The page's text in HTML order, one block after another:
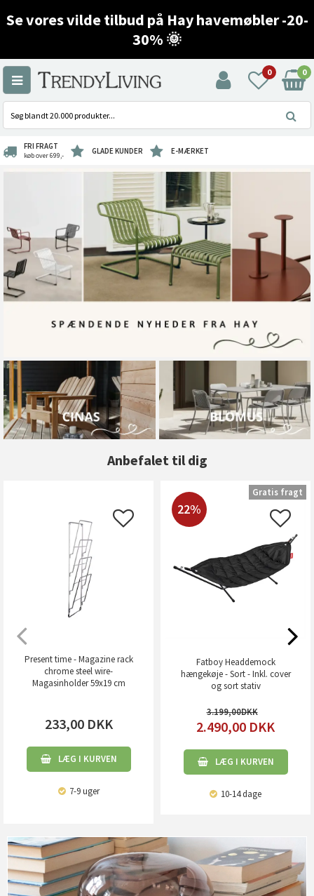
Se vores vilde tilbud på Hay havemøbler -20-
30% 🌞
0 0
FRI FRAGT
køb over 699,- GLADE KUNDER E-MÆRKET
Anbefalet til dig
Present time - Magazine rack
chrome steel wire-
Magasinholder 59x19 cm
233,00 DKK
LÆG I KURVEN
7-9 uger
22%
Fatboy Headdemock
hængekøje - Sort - Inkl. cover
og sort stativ
3.199,00
2.490,00 DKK
LÆG I KURVEN
10-14 dage
Gratis fragt